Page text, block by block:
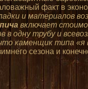
факт в
и материалов
включает
одну трубу и
каменщик типа «я
сезона и